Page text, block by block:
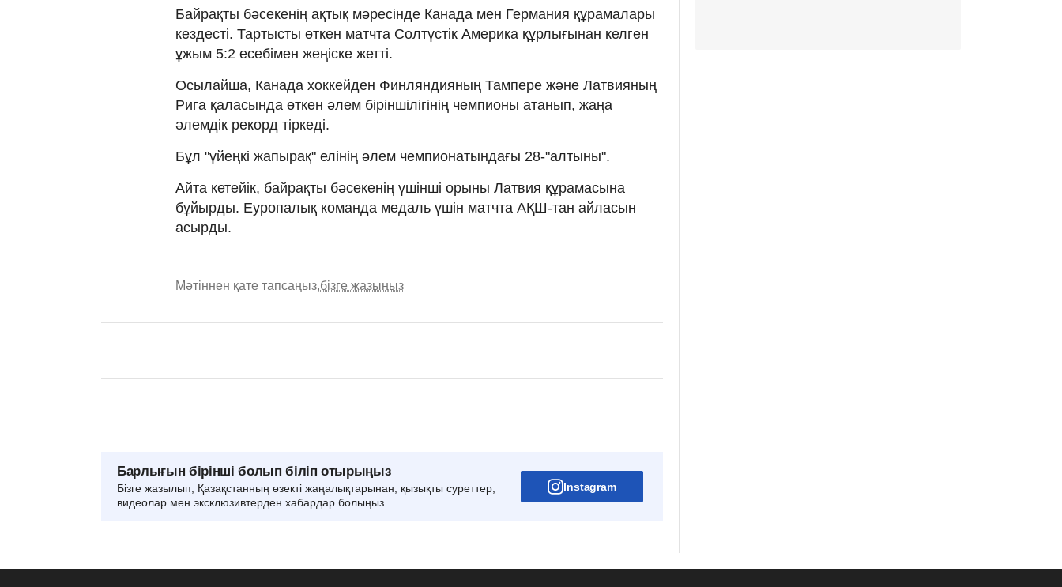
Байрақты бәсекенің ақтық мәресінде Канада мен Германия құрамалары
кездесті. Тартысты өткен матчта Солтүстік Америка құрлығынан келген
ұжым 5:2 есебімен жеңіске жетті.
Осылайша, Канада хоккейден Финляндияның Тампере және Латвияның
Рига қаласында өткен әлем біріншілігінің чемпионы атанып, жаңа
әлемдік рекорд тіркеді.
Бұл "үйеңкі жапырақ" елінің әлем чемпионатындағы 28-"алтыны".
Айта кетейік, байрақты бәсекенің үшінші орыны Латвия құрамасына
бұйырды. Еуропалық команда медаль үшін матчта АҚШ-тан айласын
асырды.
Мәтіннен қате тапсаңыз,бізге жазыңыз
Барлығын бірінші болып біліп отырыңыз
Бізге жазылып, Қазақстанның өзекті жаңалықтарынан, қызықты суреттер,
видеолар мен эксклюзивтерден хабардар болыңыз.
Instagram